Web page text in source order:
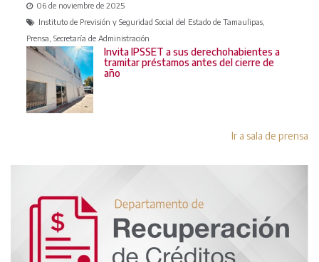
06 de noviembre de 2025
Instituto de Previsión y Seguridad Social del Estado de Tamaulipas,
Prensa, Secretaría de Administración
Invita IPSSET a sus derechohabientes a
tramitar préstamos antes del cierre de
año
Ir a sala de prensa